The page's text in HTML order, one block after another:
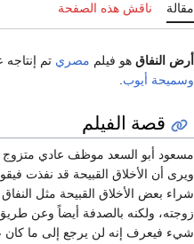
مقالة ناقش هذه الصفحة
أرض النفاق هو فيلم مصري تم إنتاجه
وسميحة أيوب
قصة الفيلم
مسعود أبو السعد موظف عادي متزوج
ويرى أن الأخلاق القبيحة قد نفذت
شراء بعض الأخلاق القبيحة مثل
زوجته، ولكنه بالصدفة أيضاً وعن
شيء فيعرف إنه لن يرجع إلى ما كان